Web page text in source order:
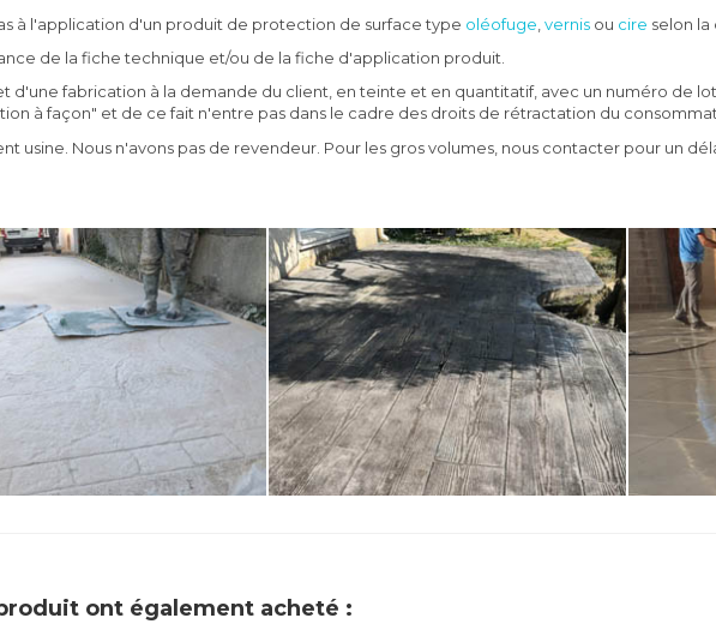
à l'application d'un produit de protection de surface type oléofuge vernis ou cire selon
de la fiche technique et/ou de la fiche d'application produit.
d'une fabrication à la demande du client, en teinte et en quantitatif, avec un numéro de
à façon" et de ce fait n'entre pas dans le cadre des droits de rétractation du
usine. Nous n'avons pas de revendeur. Pour les gros volumes, nous contacter pour un
ont également acheté :